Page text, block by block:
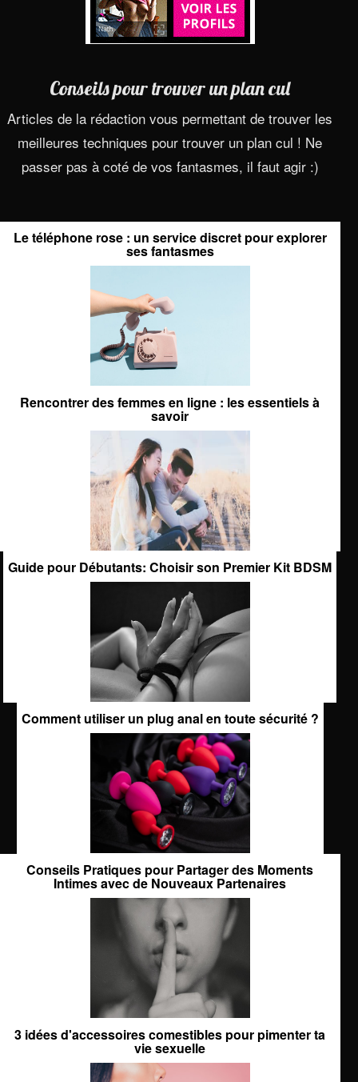
Conseils pour trouver un plan cul
Articles de la rédaction vous permettant de trouver les
meilleures techniques pour trouver un plan cul ! Ne
passer pas à coté de vos fantasmes, il faut agir :)
Le téléphone rose : un service discret pour explorer
ses fantasmes
Rencontrer des femmes en ligne : les essentiels à
savoir
Guide pour Débutants: Choisir son Premier Kit BDSM
Comment utiliser un plug anal en toute sécurité ?
Conseils Pratiques pour Partager des Moments
Intimes avec de Nouveaux Partenaires
3 idées d'accessoires comestibles pour pimenter ta
vie sexuelle